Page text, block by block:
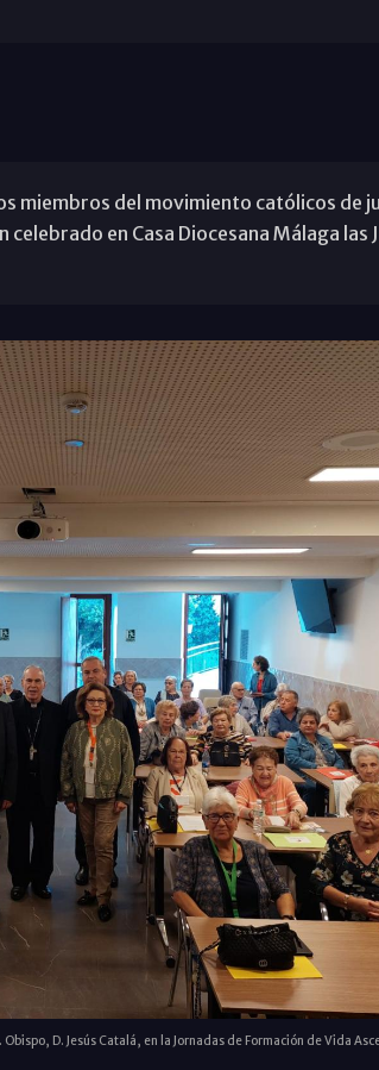
miembros del movimiento católicos de
en Casa Diocesana Málaga las
Obispo, D. Jesús Catalá, en la Jornadas de Formación de Vida